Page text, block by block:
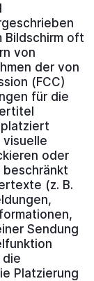
Bildschirm oft
von
der von
(FCC)
für die
platziert
oder
(z. B.
Sendung
die
Platzierung